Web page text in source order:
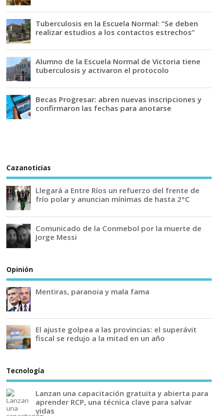
Tuberculosis en la Escuela Normal: “Se deben
realizar estudios a los contactos estrechos”
Alumno de la Escuela Normal de Victoria tiene
tuberculosis y activaron el protocolo
Becas Progresar: abren nuevas inscripciones y
confirmaron las fechas para anotarse
Cazanoticias
Llegará a Entre Ríos un refuerzo del frente de
frío polar y anuncian mínimas de hasta 2°C
Comunicado de la Conmebol por la muerte de
Jorge Messi
Opinión
Mentiras, paranoia y mala fama
El ajuste golpea a las provincias: el superávit
fiscal se redujo a la mitad en un año
Tecnología
Lanzan una capacitación gratuita y abierta para
aprender RCP, una técnica clave para salvar
vidas